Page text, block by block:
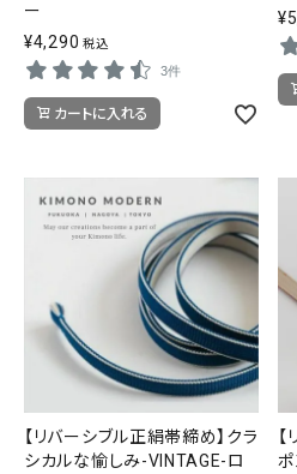
ー
¥4,290 税込
3件
カートに入れる
¥
【リバーシブル正絹帯締め】クラ
シカルな愉しみ-VINTAGE-ロ